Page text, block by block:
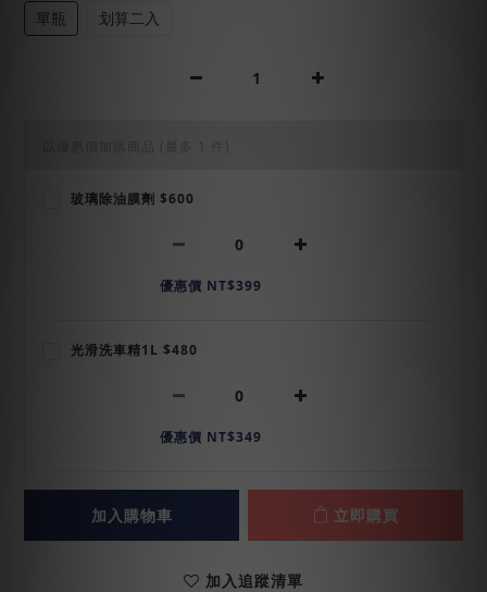
單瓶 划算二入
(最多 1 件)
玻璃除油膜劑 $600
優惠價 NT$399
光滑洗車精1L $480
優惠價 NT$349
加入購物車 立即購買
加入追蹤清單